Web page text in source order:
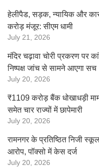
हेलीपैड, सड़क, न्यायिक और
करोड़ मंजूर: सीएम धामी
July 21, 2026
मंदिर चढ़ावा चोरी प्रकरण पर
निष्पक्ष जांच से सामने आएगा सच
July 20, 2026
₹1109 करोड़ बैंक धोखाधड़ी
समेत चार राज्यों में छापेमारी
July 20, 2026
रामनगर के प्रतिष्ठित निजी
आरोप, पॉक्सो में केस दर्ज
July 20, 2026